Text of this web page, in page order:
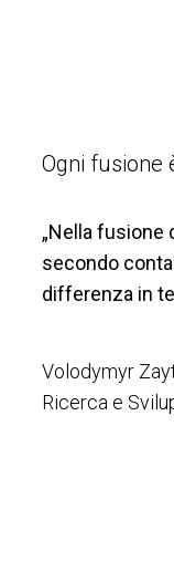
Ogni fusione
„Nella fusione
secondo
differenza in
Volodymyr
Ricerca e